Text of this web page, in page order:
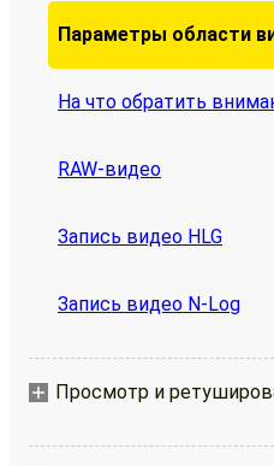
Параметры области
На что обратить
RAW-видео
Запись видео HLG
Запись видео N-Log
Просмотр и